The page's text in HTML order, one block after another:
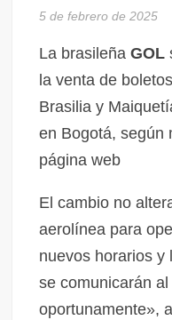
5 de febrero de 2025
La brasileñaGOL
la venta de
Brasilia y
en Bogotá, según
página web
El cambio no
aerolínea para
nuevos horarios y
se comunicarán
oportunamente»,